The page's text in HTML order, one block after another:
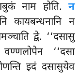
नाम होति. न
कायबन्धनानि न
द्वे. ‘‘दसासु
वण्णलोपेन ‘‘दसा
इदं दसासुयेव